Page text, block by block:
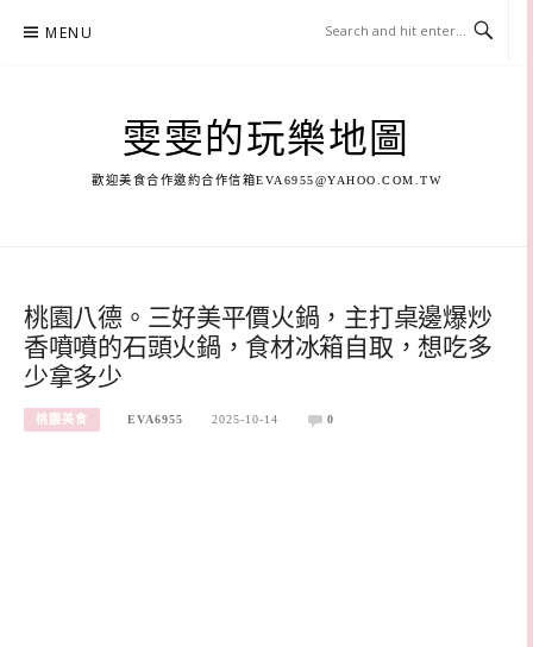
MENU
雯雯的玩樂地圖
歡迎美食合作邀約合作信箱EVA6955@YAHOO.COM.TW
桃園八德。三好美平價火鍋，主打桌邊爆炒
香噴噴的石頭火鍋，食材冰箱自取，想吃多
少拿多少
桃園美食 EVA6955 2025-10-14 0